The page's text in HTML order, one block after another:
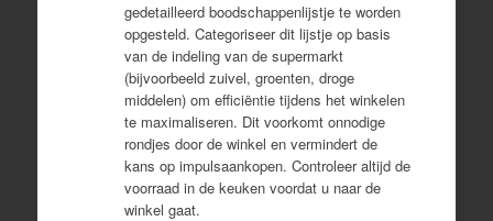
gedetailleerd boodschappenlijstje te worden
opgesteld. Categoriseer dit lijstje op basis
van de indeling van de supermarkt
(bijvoorbeeld zuivel, groenten, droge
middelen) om efficiëntie tijdens het winkelen
te maximaliseren. Dit voorkomt onnodige
rondjes door de winkel en vermindert de
kans op impulsaankopen. Controleer altijd de
voorraad in de keuken voordat u naar de
winkel gaat.